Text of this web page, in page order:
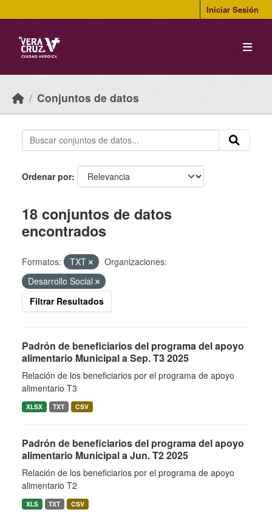
Iniciar Sesión
Conjuntos de datos
Ordenar por
18 conjuntos de datos
encontrados
Formatos: TXT
Organizaciones:
Desarrollo Social
Filtrar Resultados
Padrón de beneficiarios del programa del apoyo
alimentario Municipal a Sep. T3 2025
Relación de los beneficiarios por el programa de apoyo
alimentario T3
XLSX TXT CSV
Padrón de beneficiarios del programa del apoyo
alimentario Municipal a Jun. T2 2025
Relación de los beneficiarios por el programa de apoyo
alimentario T2
XLS TXT CSV